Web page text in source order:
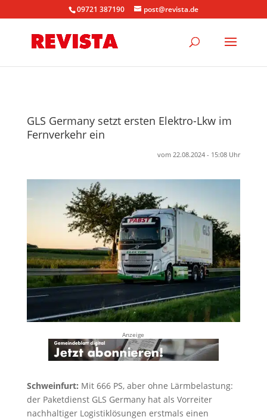
09721 387190 post@revista.de
GLS Germany setzt ersten Elektro-Lkw im
Fernverkehr ein
vom 22.08.2024 - 15:08 Uhr
Anzeige
Schweinfurt: Mit 666 PS, aber ohne Lärmbelastung:
der Paketdienst GLS Germany hat als Vorreiter
nachhaltiger Logistiklösungen erstmals einen